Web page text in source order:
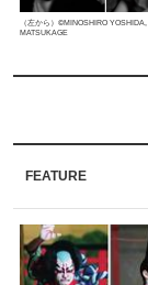
（左から）©️MINOSHIRO
MATSUKAGE
FEATURE